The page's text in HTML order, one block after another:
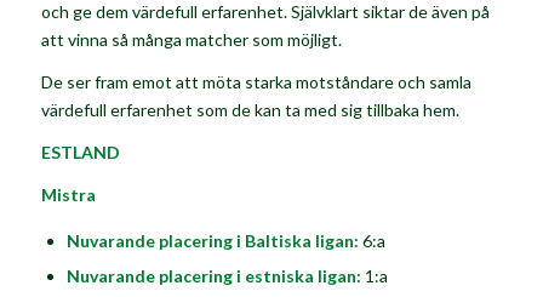
och ge dem värdefull erfarenhet. Självklart siktar de även på
att vinna så många matcher som möjligt.
De ser fram emot att möta starka motståndare och samla
värdefull erfarenhet som de kan ta med sig tillbaka hem.
ESTLAND
Mistra
Nuvarande placering i Baltiska ligan: 6:a
Nuvarande placering i estniska ligan: 1:a